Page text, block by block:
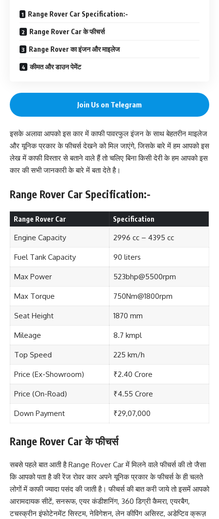
Range Rover Car Specification:-
Range Rover Car के फीचर्स
Range Rover का इंजन और माइलेज
कीमत और डाउन पेमेंट
Join Us on Telegram
इसके अलावा आपको इस कार में काफी पावरफुल इंजन के साथ बेहतरीन माइलेज
और यूनिक प्रकार के फीचर्स देखने को मिल जाएंगे, जिसके बारे में हम आपको इस
लेख में काफी विस्तार से बताने वाले हैं तो चलिए बिना किसी देरी के हम आपको इस
कार की सभी जानकारी के बारे में बता देते है।
Range Rover Car Specification:-
Range Rover Car Specification
Engine Capacity 2996 cc – 4395 cc
Fuel Tank Capacity 90 liters
Max Power 523bhp@5500rpm
Max Torque 750Nm@1800rpm
Seat Height 1870 mm
Mileage 8.7 kmpl
Top Speed 225 km/h
Price (Ex-Showroom) ₹2.40 Crore
Price (On-Road) ₹4.55 Crore
Down Payment ₹29,07,000
Range Rover Car के फीचर्स
सबसे पहले बात आती है Range Rover Car में मिलने वाले फीचर्स की तो जैसा
कि आपको पता है की रेंज रोवर कार अपने यूनिक प्रकार के फीचर्स के ही चलते
लोगों में काफी ज्यादा पसंद की जाती है। फीचर्स की बात करी जाये तो इसमें आपको
आरामदायक सीटें, सनरूफ, एयर कंडीशनिंग, 360 डिग्री कैमरा, एयरबैग,
टचस्क्रीन इंफोटेनमेंट सिस्टम, नेविगेशन, लेन कीपिंग असिस्ट, अडेप्टिव क्रूज़